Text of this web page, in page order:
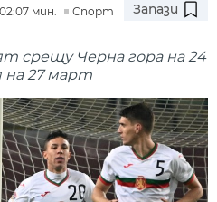
мин. Спорт Запази
срещу Черна гора на 24
на 27 март